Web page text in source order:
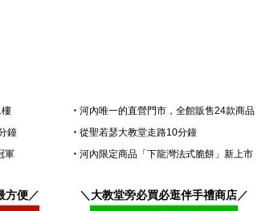
鐘
軍
方便／
・河內唯一的直營門市，全館販售24款商品
・從聖若瑟大教堂走路10分鐘
・河內限定商品「下龍灣法式脆餅」新上市
＼大教堂旁必買必逛伴手禮商店／